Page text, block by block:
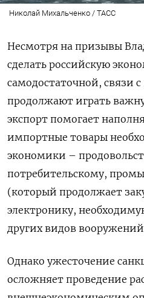
Николай Михальченко / ТАСС
Несмотря на призывы
сделать российскую
самодостаточной,
продолжают играть
экспорт помогает
импортные товары
экономики –
потребительскому,
(который продолжает
электронику,
других видов
Однако ужесточение
осложняет проведение